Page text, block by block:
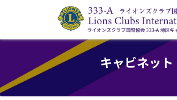
ライオンズクラブ333-A地区のキャビネットについて
キャビネット